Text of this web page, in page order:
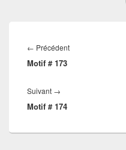
de
l’article
← PrécédentArticle
Motif # 173
Suivant →
suivant :
Motif # 174